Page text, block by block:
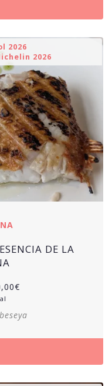
2026
2026
DE LA
€Rango
desde
hasta